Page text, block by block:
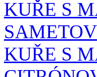
KUŘE S
KUŘE S